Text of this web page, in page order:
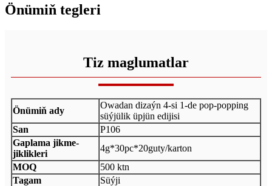
Önümiň tegleri
Tiz maglumatlar
Önümiň ady
Owadan dizaýn 4-si 1-de pop-popping
süýjülik üpjün edijisi
San
P106
Gaplama jikme-
jiklikleri
4g*30pc*20guty/karton
MOQ
500 ktn
Tagam
Süýji